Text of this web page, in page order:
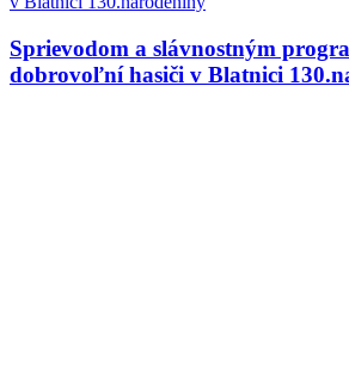
Sprievodom a slávnostným
dobrovoľní hasiči v Blatnici